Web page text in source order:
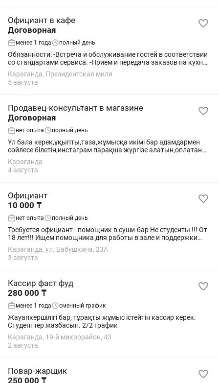
Официант в кафе
Договорная
менее 1 года полный день
Обязанности: -Встреча и обслуживание гостей в соответствии
со стандартами сервиса. -Прием и передача заказов на кухню
и в бар. -Подача блюд и напитков. -Консультирование гостей
по меню и помощь в...
Караганда, Президентская миля
5 августа
Продавец-консультант в магазине
Договорная
нет опыта полный день
Ұл бала керек,ұқыпты,таза,жұмысқа икімі бар адамдармен
сөйлесе білетін,инстаграм парақша жүргізе алатын,оплатан
күніне 5 мын + процент от продаж,собеседлваниега келіндер
сөйлестик көриик.магазин...
Караганда
4 августа
Официант
10 000 ₸
нет опыта полный день
Требуется официант - помощник в суши-бар Не студенты !!! От
18 лет!!! Ищем помощника для работы в зале и поддержки
операторов. Обязанности: • Помощь операторам •
Обслуживание гостей (вынести заказ...
Караганда, ул. Бабушкина, 23А
3 августа
Кассир фаст фуд
280 000 ₸
менее 1 года сменный график
Жауапкершілігі бар, тұрақты жұмыс істейтін кассир керек.
Студенттер жазбасын. 2/2 график
Караганда, 19-й микрорайон, 43
2 августа
Повар-жарщик
250 000 ₸